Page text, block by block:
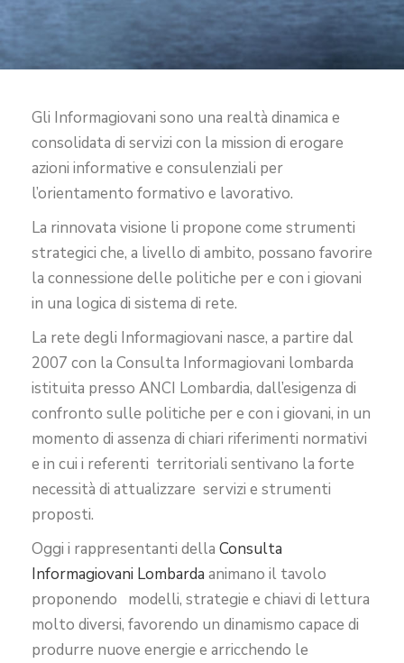
Gli Informagiovani sono una realtà dinamica e
consolidata di servizi con la mission di erogare
azioni informative e consulenziali per
l’orientamento formativo e lavorativo.
La rinnovata visione li propone come strumenti
strategici che, a livello di ambito, possano favorire
la connessione delle politiche per e con i giovani
in una logica di sistema di rete.
La rete degli Informagiovani nasce, a partire dal
2007 con la Consulta Informagiovani lombarda
istituita presso ANCI Lombardia, dall’esigenza di
confronto sulle politiche per e con i giovani, in un
momento di assenza di chiari riferimenti normativi
e in cui i referenti territoriali sentivano la forte
necessità di attualizzare servizi e strumenti
proposti.
Oggi i rappresentanti della Consulta
Informagiovani Lombarda animano il tavolo
proponendo modelli, strategie e chiavi di lettura
molto diversi, favorendo un dinamismo capace di
produrre nuove energie e arricchendo le